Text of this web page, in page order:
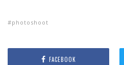
photoshoot
FACEBOOK